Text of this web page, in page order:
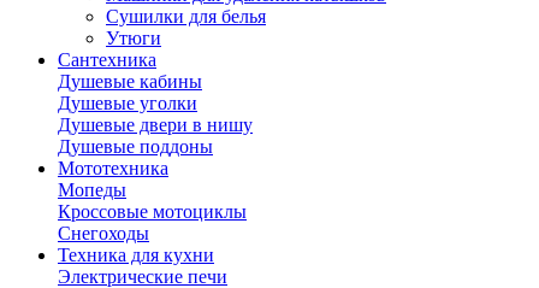
Сушилки для белья
Утюги
Сантехника
Душевые кабины
Душевые уголки
Душевые двери в нишу
Душевые поддоны
Мототехника
Мопеды
Кроссовые мотоциклы
Снегоходы
Техника для кухни
Электрические печи